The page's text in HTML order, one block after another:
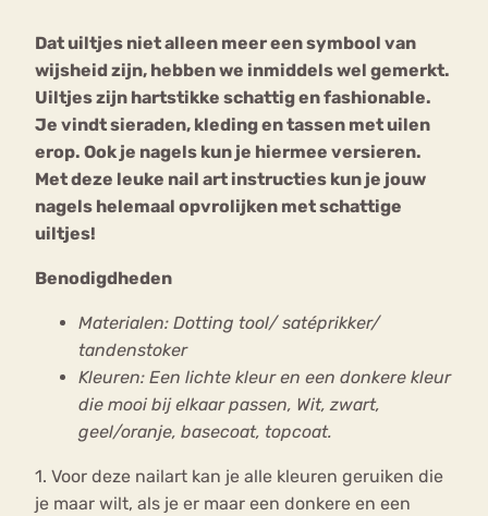
Dat uiltjes niet alleen meer een symbool van
wijsheid zijn, hebben we inmiddels wel gemerkt.
Uiltjes zijn hartstikke schattig en fashionable.
Je vindt sieraden, kleding en tassen met uilen
erop. Ook je nagels kun je hiermee versieren.
Met deze leuke nail art instructies kun je jouw
nagels helemaal opvrolijken met schattige
uiltjes!
Benodigdheden
Materialen: Dotting tool/ satéprikker/
tandenstoker
Kleuren: Een lichte kleur en een donkere kleur
die mooi bij elkaar passen, Wit, zwart,
geel/oranje, basecoat, topcoat.
1. Voor deze nailart kan je alle kleuren geruiken die
je maar wilt, als je er maar een donkere en een
Chat
Forum
Bouli
mia
Nerv
osa
Eetstoornis Anorexia Nervosa
Eetbuien Piekeren Sport
Trauma
Orthorexia
Afvallen Angst